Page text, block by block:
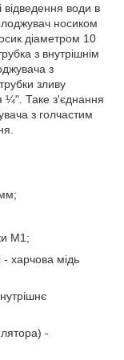
води в
носиком
діаметром 10
з внутрішнім
з
зливу
¼". Таке з'єднання
з голчастим
М1;
- харчова мідь
-